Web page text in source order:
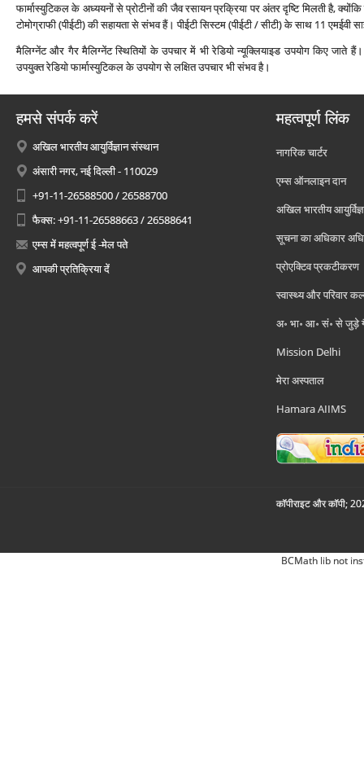
फार्मास्‍युटिकल के अध्‍ययनों से प्रोटीनों की जैव रसायन प्रक्रिया पर अंतर दृष्टि मिलती है,
टोमोग्राफी (पीईटी) की सहायता से संभव हैं। पीईटी सिस्‍टम (पीईटी / सीटी) के साथ 11 एमईवी
मैलिग्‍नेंट और गैर मैलिग्‍नेंट स्थितियों के उपचार में भी रेडियो न्‍यूक्लियाइड उपयोग किए जाते
उपयुक्‍त रेडियो फार्मास्‍युटिकल के उपयोग से लक्षित उपचार भी संभव है।
हमसे संपर्क करें
अखिल भारतीय आयुर्विज्ञान संस्थान
अंसारी नगर, नई दिल्ली - 110029
+91-11-26588500 / 26588700
फैक्स: +91-11-26588663 / 26588641
एम्स में महत्वपूर्ण ई -मेल पते
आपकी प्रतिक्रिया दें
महत्वपूर्ण लिंक
नागरिक चार्टर
एम्स ऑनलाइन दान
अखिल भारतीय
सूचना का अधिकार
प्रोएक्टिव प्रकटीकरण
स्वास्थ्य और परिवार
अ॰ भा॰ आ॰ सं॰ से जुड़े
Mission Delhi
मेरा अस्पताल
Hamara AIIMS
कॉपीराइट और कॉपी;
BCMath lib not